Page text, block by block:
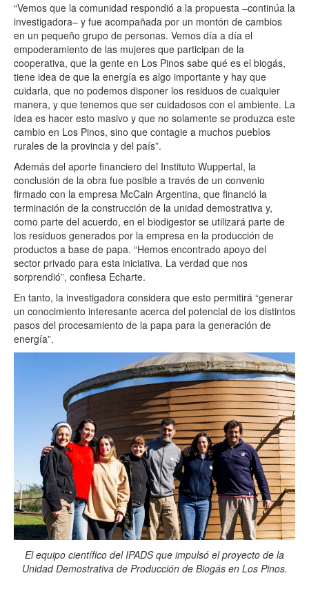
“Vemos que la comunidad respondió a la propuesta –continúa la
investigadora– y fue acompañada por un montón de cambios
en un pequeño grupo de personas. Vemos día a día el
empoderamiento de las mujeres que participan de la
cooperativa, que la gente en Los Pinos sabe qué es el biogás,
tiene idea de que la energía es algo importante y hay que
cuidarla, que no podemos disponer los residuos de cualquier
manera, y que tenemos que ser cuidadosos con el ambiente. La
idea es hacer esto masivo y que no solamente se produzca este
cambio en Los Pinos, sino que contagie a muchos pueblos
rurales de la provincia y del país”.
Además del aporte financiero del Instituto Wuppertal, la
conclusión de la obra fue posible a través de un convenio
firmado con la empresa McCain Argentina, que financió la
terminación de la construcción de la unidad demostrativa y,
como parte del acuerdo, en el biodigestor se utilizará parte de
los residuos generados por la empresa en la producción de
productos a base de papa. “Hemos encontrado apoyo del
sector privado para esta iniciativa. La verdad que nos
sorprendió”, confiesa Echarte.
En tanto, la investigadora considera que esto permitirá “generar
un conocimiento interesante acerca del potencial de los distintos
pasos del procesamiento de la papa para la generación de
energía”.
El equipo científico del IPADS que impulsó el proyecto de la
Unidad Demostrativa de Producción de Biogás en Los Pinos.